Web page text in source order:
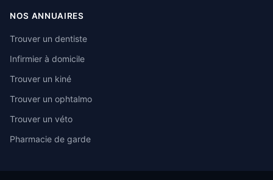
NOS ANNUAIRES
Trouver un dentiste
Infirmier à domicile
Trouver un kiné
Trouver un ophtalmo
Trouver un véto
Pharmacie de garde